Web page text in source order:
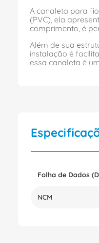
A canaleta para
(PVC), ela
comprimento, é
Além de sua
instalação é
essa canaleta é
Folha de Dados
NCM